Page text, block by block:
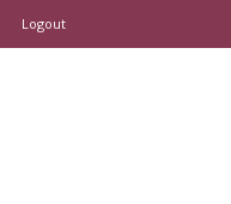
Logout